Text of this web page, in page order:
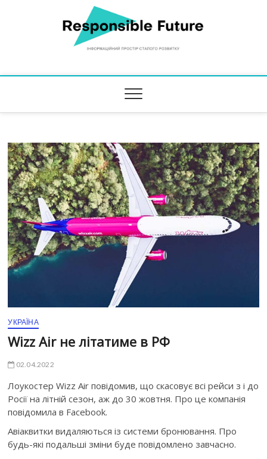
Responsible Future
УКРАЇНА
Wizz Air не літатиме в РФ
02.04.2022
Лоукостер Wizz Air повідомив, що скасовує всі рейси з і до
Росії на літній сезон, аж до 30 жовтня. Про це компанія
повідомила в Facebook.
Авіаквитки видаляються із системи бронювання. Про
будь-які подальші зміни буде повідомлено завчасно.